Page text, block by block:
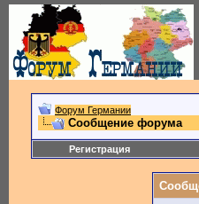
Форум Германии
Сообщение форума
Регистрация